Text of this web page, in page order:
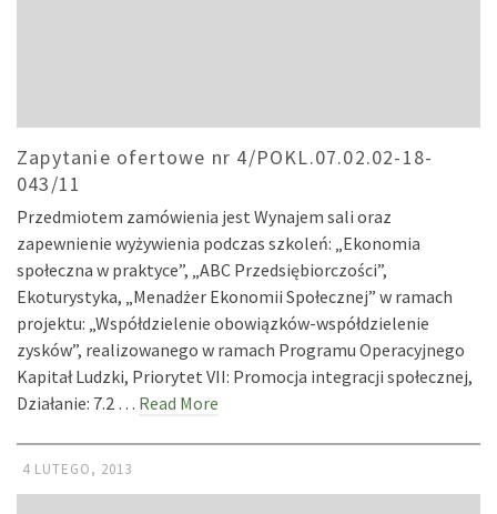
Zapytanie ofertowe nr 4/POKL.07.02.02-18-
043/11
Przedmiotem zamówienia jest Wynajem sali oraz
zapewnienie wyżywienia podczas szkoleń: „Ekonomia
społeczna w praktyce”, „ABC Przedsiębiorczości”,
Ekoturystyka, „Menadżer Ekonomii Społecznej” w ramach
projektu: „Współdzielenie obowiązków-współdzielenie
zysków”, realizowanego w ramach Programu Operacyjnego
Kapitał Ludzki, Priorytet VII: Promocja integracji społecznej,
Działanie: 7.2 … Read More
4 LUTEGO, 2013